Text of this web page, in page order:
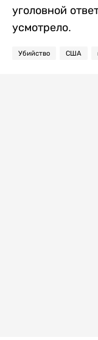
уголовной
усмотрело.
Убийство США